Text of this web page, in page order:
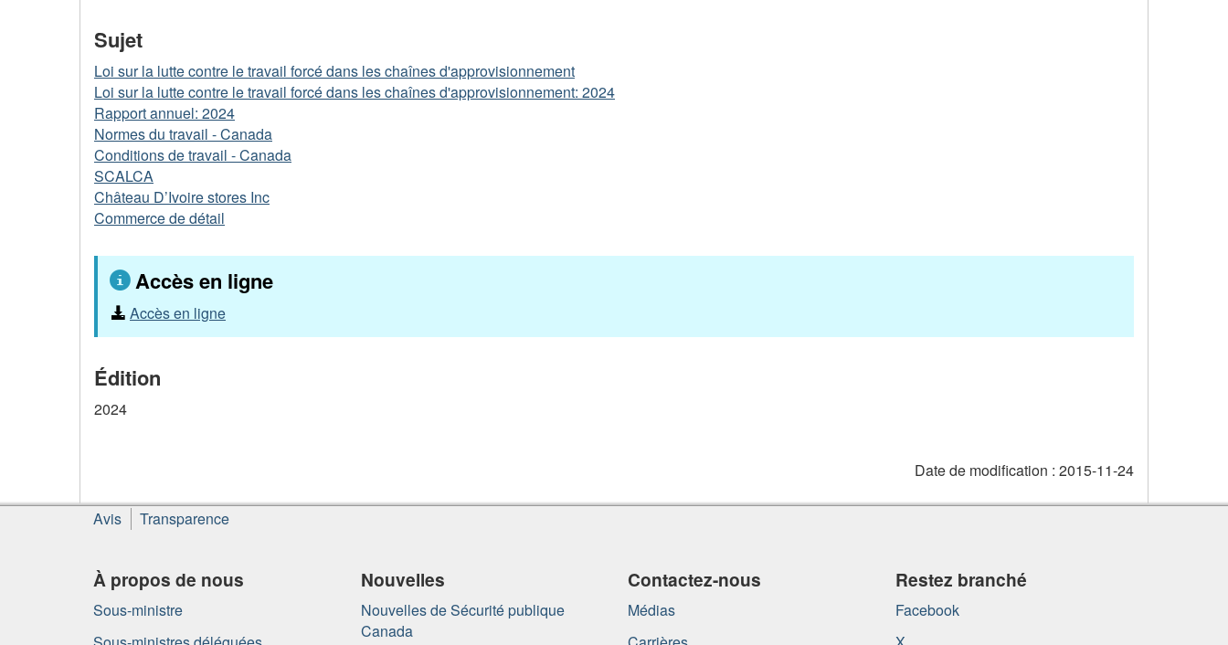
Sujet
Loi sur la lutte contre le travail forcé dans les chaînes d'approvisionnement
Loi sur la lutte contre le travail forcé dans les chaînes d'approvisionnement: 2024
Rapport annuel: 2024
Normes du travail - Canada
Conditions de travail - Canada
SCALCA
Château D’Ivoire stores Inc
Commerce de détail
Accès en ligne
Accès en ligne
Édition
2024
Date de modification : 2015-11-24
À
propos
ce
site
Avis Transparence
À propos de nous
Sous-ministre
Nouvelles
Nouvelles de Sécurité publique
Canada
Contactez-nous
Médias
Restez branché
Facebook